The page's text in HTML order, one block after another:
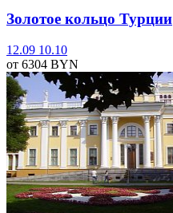
Золотое кольцо Турции
12.09 10.10
от 6304 BYN